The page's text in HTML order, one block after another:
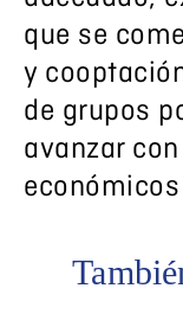
que se
y
de grupos
avanzar